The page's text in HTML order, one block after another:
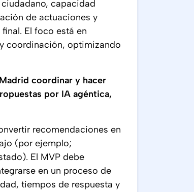
capacidad
de actuaciones y
El foco está en
coordinación, optimizando
coordinar y hacer
por IA agéntica,
recomendaciones en
(por ejemplo;
El MVP debe
en un proceso de
tiempos de respuesta y